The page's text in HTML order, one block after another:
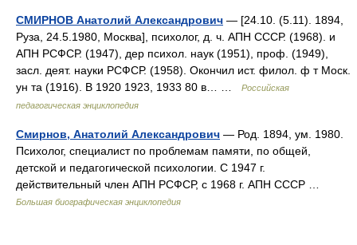
СМИРНОВ Анатолий Александрович — [24.10. (5.11). 1894,
Руза, 24.5.1980, Москва], психолог, д. ч. АПН СССР. (1968). и
АПН РСФСР. (1947), дер психол. наук (1951), проф. (1949),
засл. деят. науки РСФСР. (1958). Окончил ист. филол. ф т Моск.
ун та (1916). В 1920 1923, 1933 80 в… …
Российская
педагогическая энциклопедия
Смирнов, Анатолий Александрович — Род. 1894, ум. 1980.
Психолог, специалист по проблемам памяти, по общей,
детской и педагогической психологии. С 1947 г.
действительный член АПН РСФСР, с 1968 г. АПН СССР …
Большая биографическая энциклопедия